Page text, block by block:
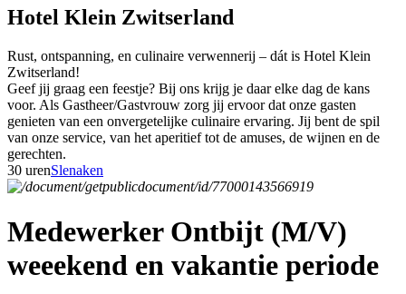
Hotel Klein Zwitserland
Rust, ontspanning, en culinaire verwennerij – dát is Hotel Klein
Zwitserland!
Geef jij graag een feestje? Bij ons krijg je daar elke dag de kans
voor. Als Gastheer/Gastvrouw zorg jij ervoor dat onze gasten
genieten van een onvergetelijke culinaire ervaring. Jij bent de spil
van onze service, van het aperitief tot de amuses, de wijnen en de
gerechten.
30 urenSlenaken
Medewerker Ontbijt (M/V)
weeekend en vakantie periode